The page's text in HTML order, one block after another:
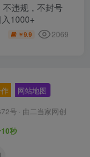
违规，不封号
1000+
￥9.9 2069
网站地图
号 · 由二当家网创
秒